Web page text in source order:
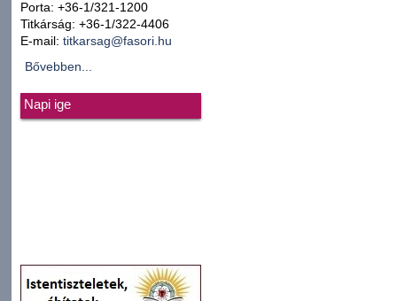
Porta: +36-1/321-1200
Titkárság: +36-1/322-4406
E-mail: titkarsag@fasori.hu
Bővebben...
Napi ige